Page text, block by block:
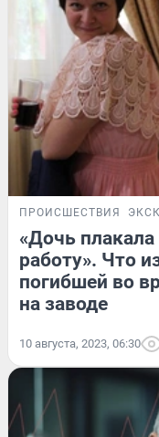
ПРОИСШЕСТВИЯ
«Дочь плакала
работу». Что
погибшей во
на заводе
10 августа, 2023, 06:30